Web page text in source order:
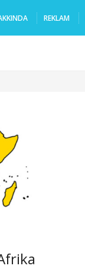
REKLAM